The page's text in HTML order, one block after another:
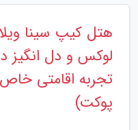
هتل کیپ سینا
لوکس و دل انگیز
تجربه اقامتی
پوکت)